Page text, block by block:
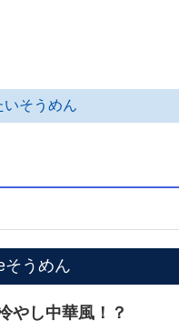
いそうめん
そうめん
やし中華風！？